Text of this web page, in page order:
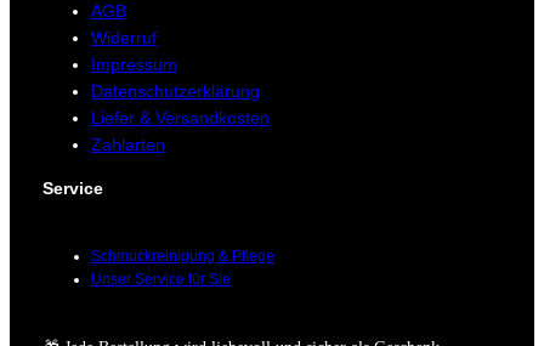
AGB
Widerruf
Impressum
Datenschutzerklärung
Liefer & Versandkosten
Zahlarten
Service
Schmuckreinigung & Pflege
Unser Service für Sie